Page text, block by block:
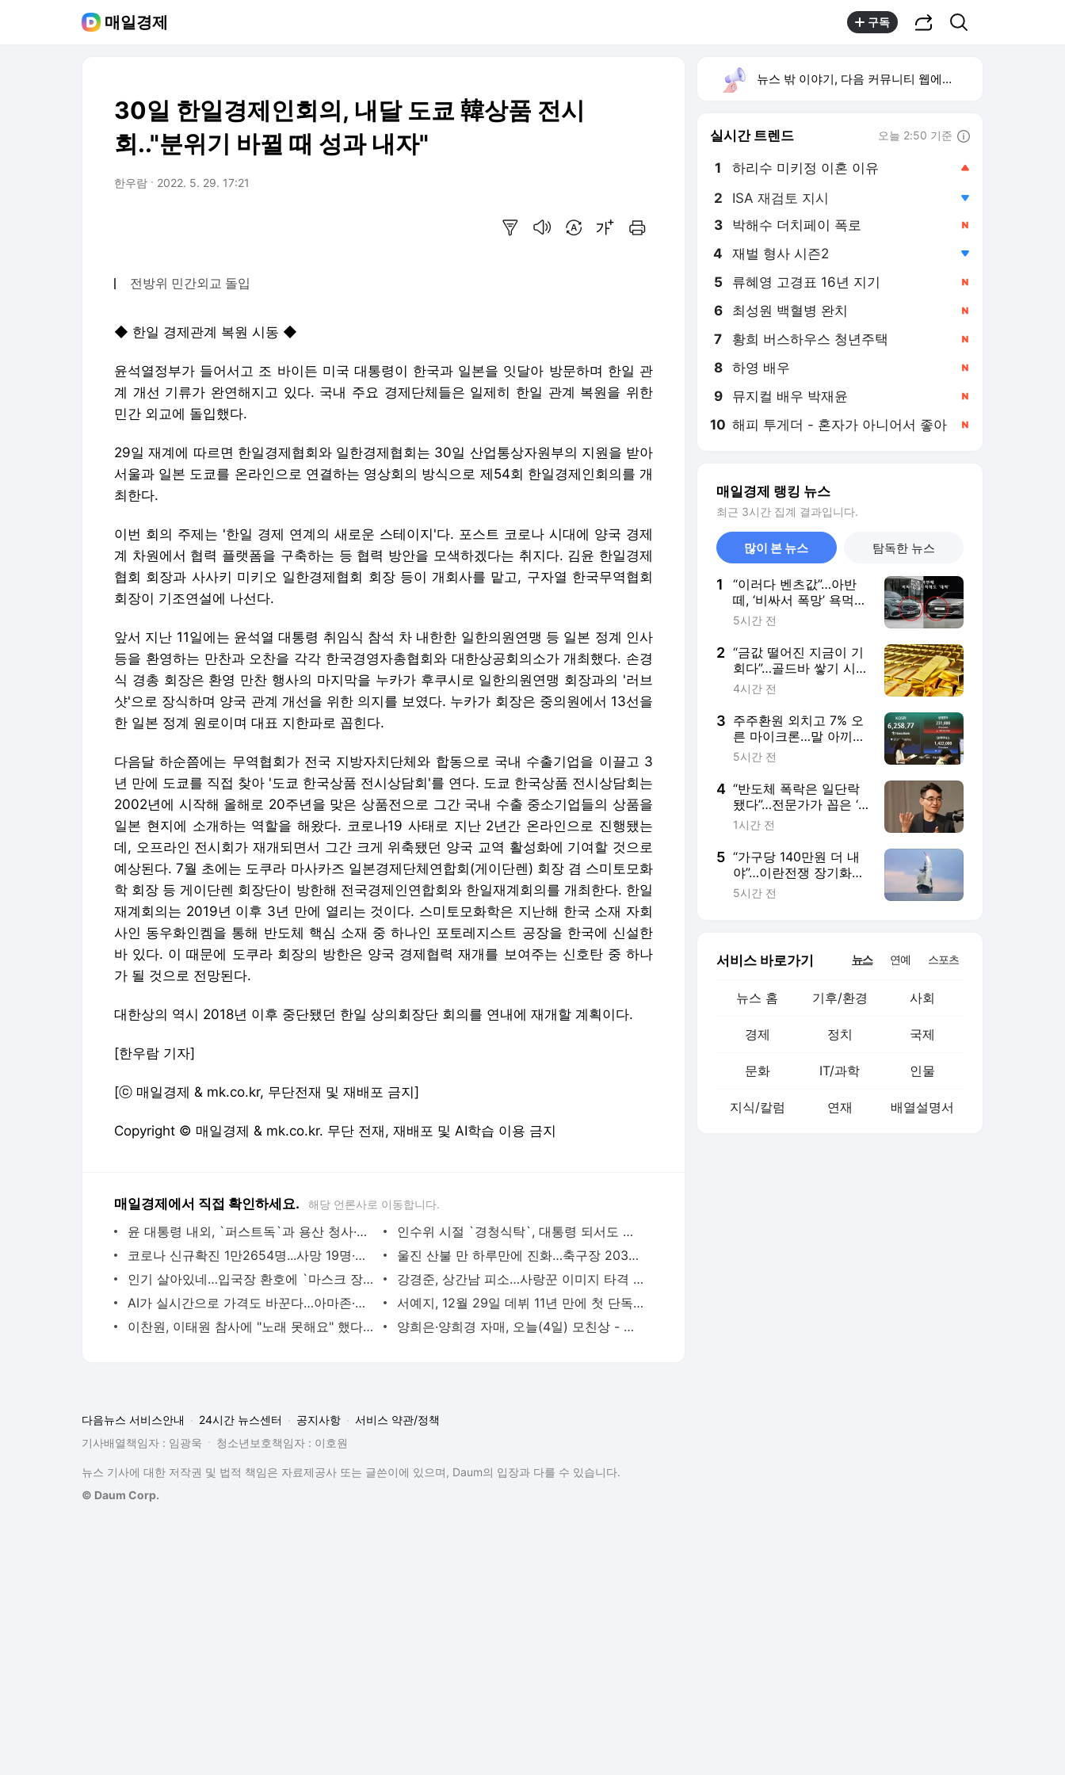
매일경제 구독
30일 한일경제인회의, 내달 도쿄 韓상품 전시
회.."분위기 바뀔 때 성과 내자"
한우람 2022. 5. 29. 17:21
전방위 민간외교 돌입
◆ 한일 경제관계 복원 시동 ◆
윤석열정부가 들어서고 조 바이든 미국 대통령이 한국과 일본을 잇달아 방문하며 한일 관
계 개선 기류가 완연해지고 있다. 국내 주요 경제단체들은 일제히 한일 관계 복원을 위한
민간 외교에 돌입했다.
29일 재계에 따르면 한일경제협회와 일한경제협회는 30일 산업통상자원부의 지원을 받아
서울과 일본 도쿄를 온라인으로 연결하는 영상회의 방식으로 제54회 한일경제인회의를 개
최한다.
이번 회의 주제는 '한일 경제 연계의 새로운 스테이지'다. 포스트 코로나 시대에 양국 경제
계 차원에서 협력 플랫폼을 구축하는 등 협력 방안을 모색하겠다는 취지다. 김윤 한일경제
협회 회장과 사사키 미키오 일한경제협회 회장 등이 개회사를 맡고, 구자열 한국무역협회
회장이 기조연설에 나선다.
앞서 지난 11일에는 윤석열 대통령 취임식 참석 차 내한한 일한의원연맹 등 일본 정계 인사
등을 환영하는 만찬과 오찬을 각각 한국경영자총협회와 대한상공회의소가 개최했다. 손경
식 경총 회장은 환영 만찬 행사의 마지막을 누카가 후쿠시로 일한의원연맹 회장과의 '러브
샷'으로 장식하며 양국 관계 개선을 위한 의지를 보였다. 누카가 회장은 중의원에서 13선을
한 일본 정계 원로이며 대표 지한파로 꼽힌다.
다음달 하순쯤에는 무역협회가 전국 지방자치단체와 합동으로 국내 수출기업을 이끌고 3
년 만에 도쿄를 직접 찾아 '도쿄 한국상품 전시상담회'를 연다. 도쿄 한국상품 전시상담회는
2002년에 시작해 올해로 20주년을 맞은 상품전으로 그간 국내 수출 중소기업들의 상품을
일본 현지에 소개하는 역할을 해왔다. 코로나19 사태로 지난 2년간 온라인으로 진행됐는
데, 오프라인 전시회가 재개되면서 그간 크게 위축됐던 양국 교역 활성화에 기여할 것으로
예상된다. 7월 초에는 도쿠라 마사카즈 일본경제단체연합회(게이단렌) 회장 겸 스미토모화
학 회장 등 게이단렌 회장단이 방한해 전국경제인연합회와 한일재계회의를 개최한다. 한일
재계회의는 2019년 이후 3년 만에 열리는 것이다. 스미토모화학은 지난해 한국 소재 자회
사인 동우화인켐을 통해 반도체 핵심 소재 중 하나인 포토레지스트 공장을 한국에 신설한
바 있다. 이 때문에 도쿠라 회장의 방한은 양국 경제협력 재개를 보여주는 신호탄 중 하나
가 될 것으로 전망된다.
대한상의 역시 2018년 이후 중단됐던 한일 상의회장단 회의를 연내에 재개할 계획이다.
[한우람 기자]
[ⓒ 매일경제 & mk.co.kr, 무단전재 및 재배포 금지]
Copyright © 매일경제 & mk.co.kr. 무단 전재, 재배포 및 AI학습 이용 금지
매일경제에서 직접 확인하세요. 해당 언론사로 이동합니다.
윤 대통령 내외, `퍼스트독`과 용산 청사·집무실 나들이
인수위 시절 `경청식탁`, 대통령 되서도 이어간다
코로나 신규확진 1만2654명...사망 19명·위중증 188명
울진 산불 만 하루만에 진화…축구장 203개 면적 태워
인기 살아있네…입국장 환호에 `마스크 장난` 화답한 히딩크
강경준, 상간남 피소…사랑꾼 이미지 타격 [MK픽] - 스타투데이
AI가 실시간으로 가격도 바꾼다…아마존·우버 성공 뒤엔 ‘다이내믹 프라이싱’- 매경ECONOMY
서예지, 12월 29일 데뷔 11년 만에 첫 단독 팬미팅 개최 [공식] - MK스포츠
이찬원, 이태원 참사에 "노래 못해요" 했다가 봉변 당했다 - 스타투데이
양희은·양희경 자매, 오늘(4일) 모친상 - 스타투데이
뉴스 밖 이야기, 다음 커뮤니티 웹에서 보기
실시간 트렌드 오늘 2:50 기준
1 하리수 미키정 이혼 이유
2 ISA 재검토 지시
3 박해수 더치페이 폭로
4 재벌 형사 시즌2
5 류혜영 고경표 16년 지기
6 최성원 백혈병 완치
7 황희 버스하우스 청년주택
8 하영 배우
9 뮤지컬 배우 박재윤
10 해피 투게더 - 혼자가 아니어서 좋아
매일경제 랭킹 뉴스
최근 3시간 집계 결과입니다.
많이 본 뉴스 탐독한 뉴스
1
“이러다 벤츠값”…아반
떼, ‘비싸서 폭망’ 욕먹었
는데 ‘비쌀수록 대박’
5시간 전
2 “금값 떨어진 지금이 기
회다”…골드바 쌓기 시작
한 한·중 중앙은행 [원자
4시간 전
3 주주환원 외치고 7% 오
른 마이크론…말 아끼고
17% 깎인 하이닉스
5시간 전
4 “반도체 폭락은 일단락
됐다”…전문가가 꼽은 ‘8
월 반등’ 시그널
1시간 전
5 “가구당 140만원 더 내
야”…이란전쟁 장기화에
美 국민 세금 ‘눈덩이’
5시간 전
서비스 바로가기 뉴스 연예 스포츠
뉴스 홈 기후/환경 사회
경제 정치 국제
문화 IT/과학 인물
지식/칼럼 연재 배열설명서
다음뉴스 서비스안내 24시간 뉴스센터 공지사항
서비스 약관/정책
기사배열책임자 : 임광욱
청소년보호책임자 : 이호원
뉴스 기사에 대한 저작권 및 법적 책임은 자료제공사 또는 글쓴이에 있으며, Daum의 입장과 다를 수 있습니다.
© Daum Corp.